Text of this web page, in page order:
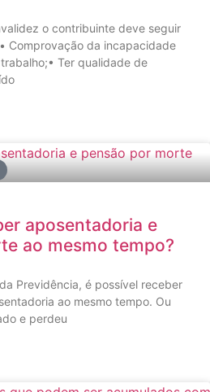
o contribuinte deve seguir
Comprovação da incapacidade
Ter qualidade de
aposentadoria e
ao mesmo tempo?
Previdência, é possível receber
ao mesmo tempo. Ou
e perdeu